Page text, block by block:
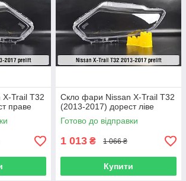
Trail T32
праве
Скло фари Nissan X-Trail T32
(2013-2017) дорест ліве
Готово до відправки
1 013 ₴ 1 066 ₴
Купити